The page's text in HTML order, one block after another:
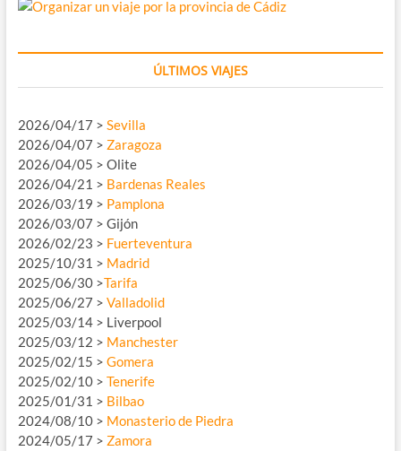
ÚLTIMOS VIAJES
2026/04/17 > Sevilla
2026/04/07 > Zaragoza
2026/04/05 > Olite
2026/04/21 > Bardenas Reales
2026/03/19 > Pamplona
2026/03/07 > Gijón
2026/02/23 > Fuerteventura
2025/10/31 > Madrid
2025/06/30 >Tarifa
2025/06/27 > Valladolid
2025/03/14 > Liverpool
2025/03/12 > Manchester
2025/02/15 > Gomera
2025/02/10 > Tenerife
2025/01/31 > Bilbao
2024/08/10 > Monasterio de Piedra
2024/05/17 > Zamora